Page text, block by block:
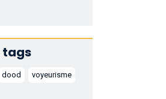
tags
dood voyeurisme